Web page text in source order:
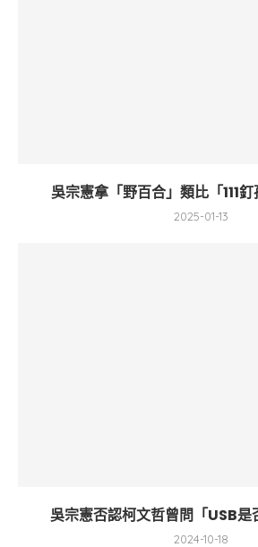
吳宗憲拿「野百合」類比「111
2025-01-13
吳宗憲否認柯文哲曾問「USB是
2024-10-18